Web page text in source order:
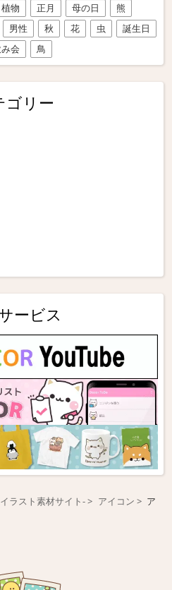
植物 正月 母の日
熊
男性 秋 花 虫
誕生日
会 鳥
ゴリー
ービス
ラスト素材サイト- アイコン
ア